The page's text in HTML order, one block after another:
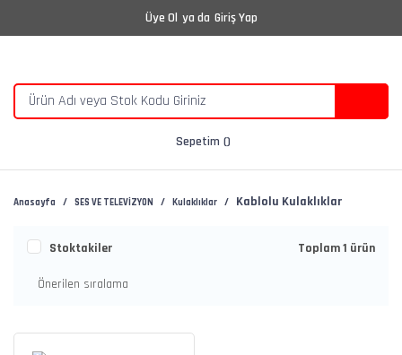
Üye Ol ya da Giriş Yap
Sepetim
Anasayfa SES VE TELEVİZYON Kulaklıklar Kablolu Kulaklıklar
Stoktakiler Toplam 1 ürün